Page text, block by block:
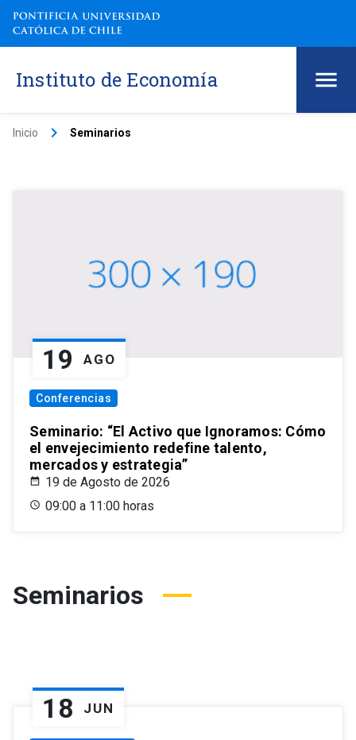
Instituto de Economía
Inicio keyboard_arrow_right Seminarios
19 AGO
Conferencias
Seminario: “El Activo que Ignoramos: Cómo
el envejecimiento redefine talento,
mercados y estrategia”
19 de Agosto de 2026
09:00 a 11:00 horas
Seminarios
18 JUN